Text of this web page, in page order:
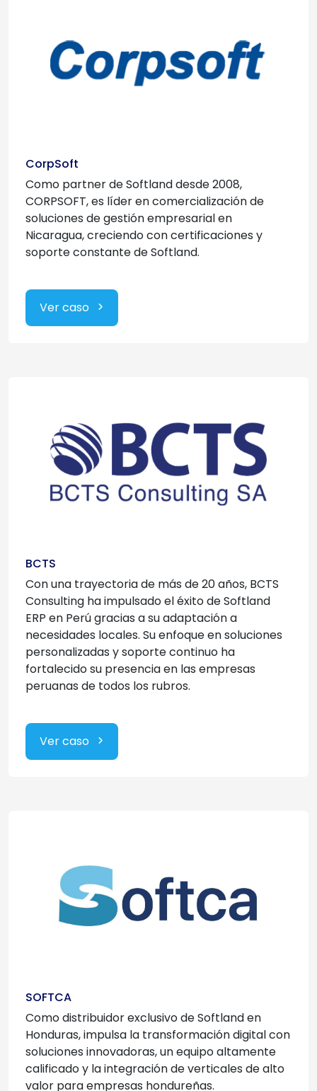
CorpSoft
Como partner de Softland desde 2008,
CORPSOFT, es líder en comercialización de
soluciones de gestión empresarial en
Nicaragua, creciendo con certificaciones y
soporte constante de Softland.
Ver caso
BCTS
Con una trayectoria de más de 20 años, BCTS
Consulting ha impulsado el éxito de Softland
ERP en Perú gracias a su adaptación a
necesidades locales. Su enfoque en soluciones
personalizadas y soporte continuo ha
fortalecido su presencia en las empresas
peruanas de todos los rubros.
Ver caso
SOFTCA
Como distribuidor exclusivo de Softland en
Honduras, impulsa la transformación digital con
soluciones innovadoras, un equipo altamente
calificado y la integración de verticales de alto
valor para empresas hondureñas.